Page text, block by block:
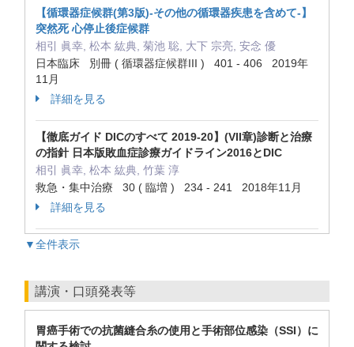
【循環器症候群(第3版)-その他の循環器疾患を含めて-】
突然死 心停止後症候群
相引 眞幸, 松本 紘典, 菊池 聡, 大下 宗亮, 安念 優
日本臨床 別冊 ( 循環器症候群III ) 401 - 406 2019年
11月
詳細を見る
【徹底ガイド DICのすべて 2019-20】(VII章)診断と治療
の指針 日本版敗血症診療ガイドライン2016とDIC
相引 眞幸, 松本 紘典, 竹葉 淳
救急・集中治療 30 ( 臨増 ) 234 - 241 2018年11月
詳細を見る
▼全件表示
講演・口頭発表等
胃癌手術での抗菌縫合糸の使用と手術部位感染（SSI）に